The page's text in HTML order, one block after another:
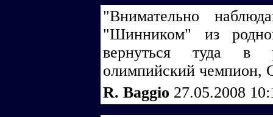
"Внимательно
"Шинником" из
вернуться туда в
олимпийский чемпион,
R. Baggio 27.05.2008